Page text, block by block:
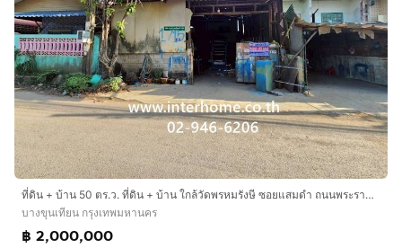
ที่ดิน + บ้าน 50 ตร.ว. ที่ดิน + บ้าน ใกล้วัดพรหมรังษี ซอยแสมดำ ถนนพระราม2 ถนนแสมดำ เขตบางขุนเทียน กรุงเทพมหานคร
บางขุนเทียน กรุงเทพมหานคร
฿ 2,000,000